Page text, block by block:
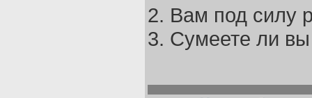
2. Вам под силу
3. Сумеете ли вы